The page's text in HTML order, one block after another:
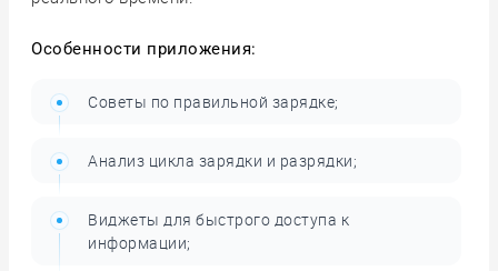
Особенности приложения:
Советы по правильной зарядке;
Анализ цикла зарядки и разрядки;
Виджеты для быстрого доступа к
информации;